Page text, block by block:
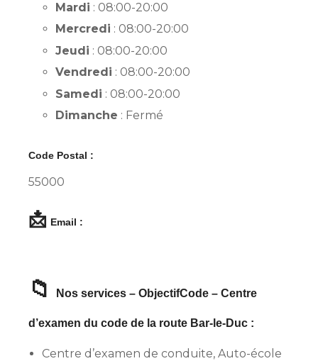
Mardi : 08:00-20:00
Mercredi : 08:00-20:00
Jeudi : 08:00-20:00
Vendredi : 08:00-20:00
Samedi : 08:00-20:00
Dimanche : Fermé
Code Postal :
55000
📩 Email :
📁 Nos services – ObjectifCode – Centre
d’examen du code de la route Bar-le-Duc :
Centre d’examen de conduite, Auto-école